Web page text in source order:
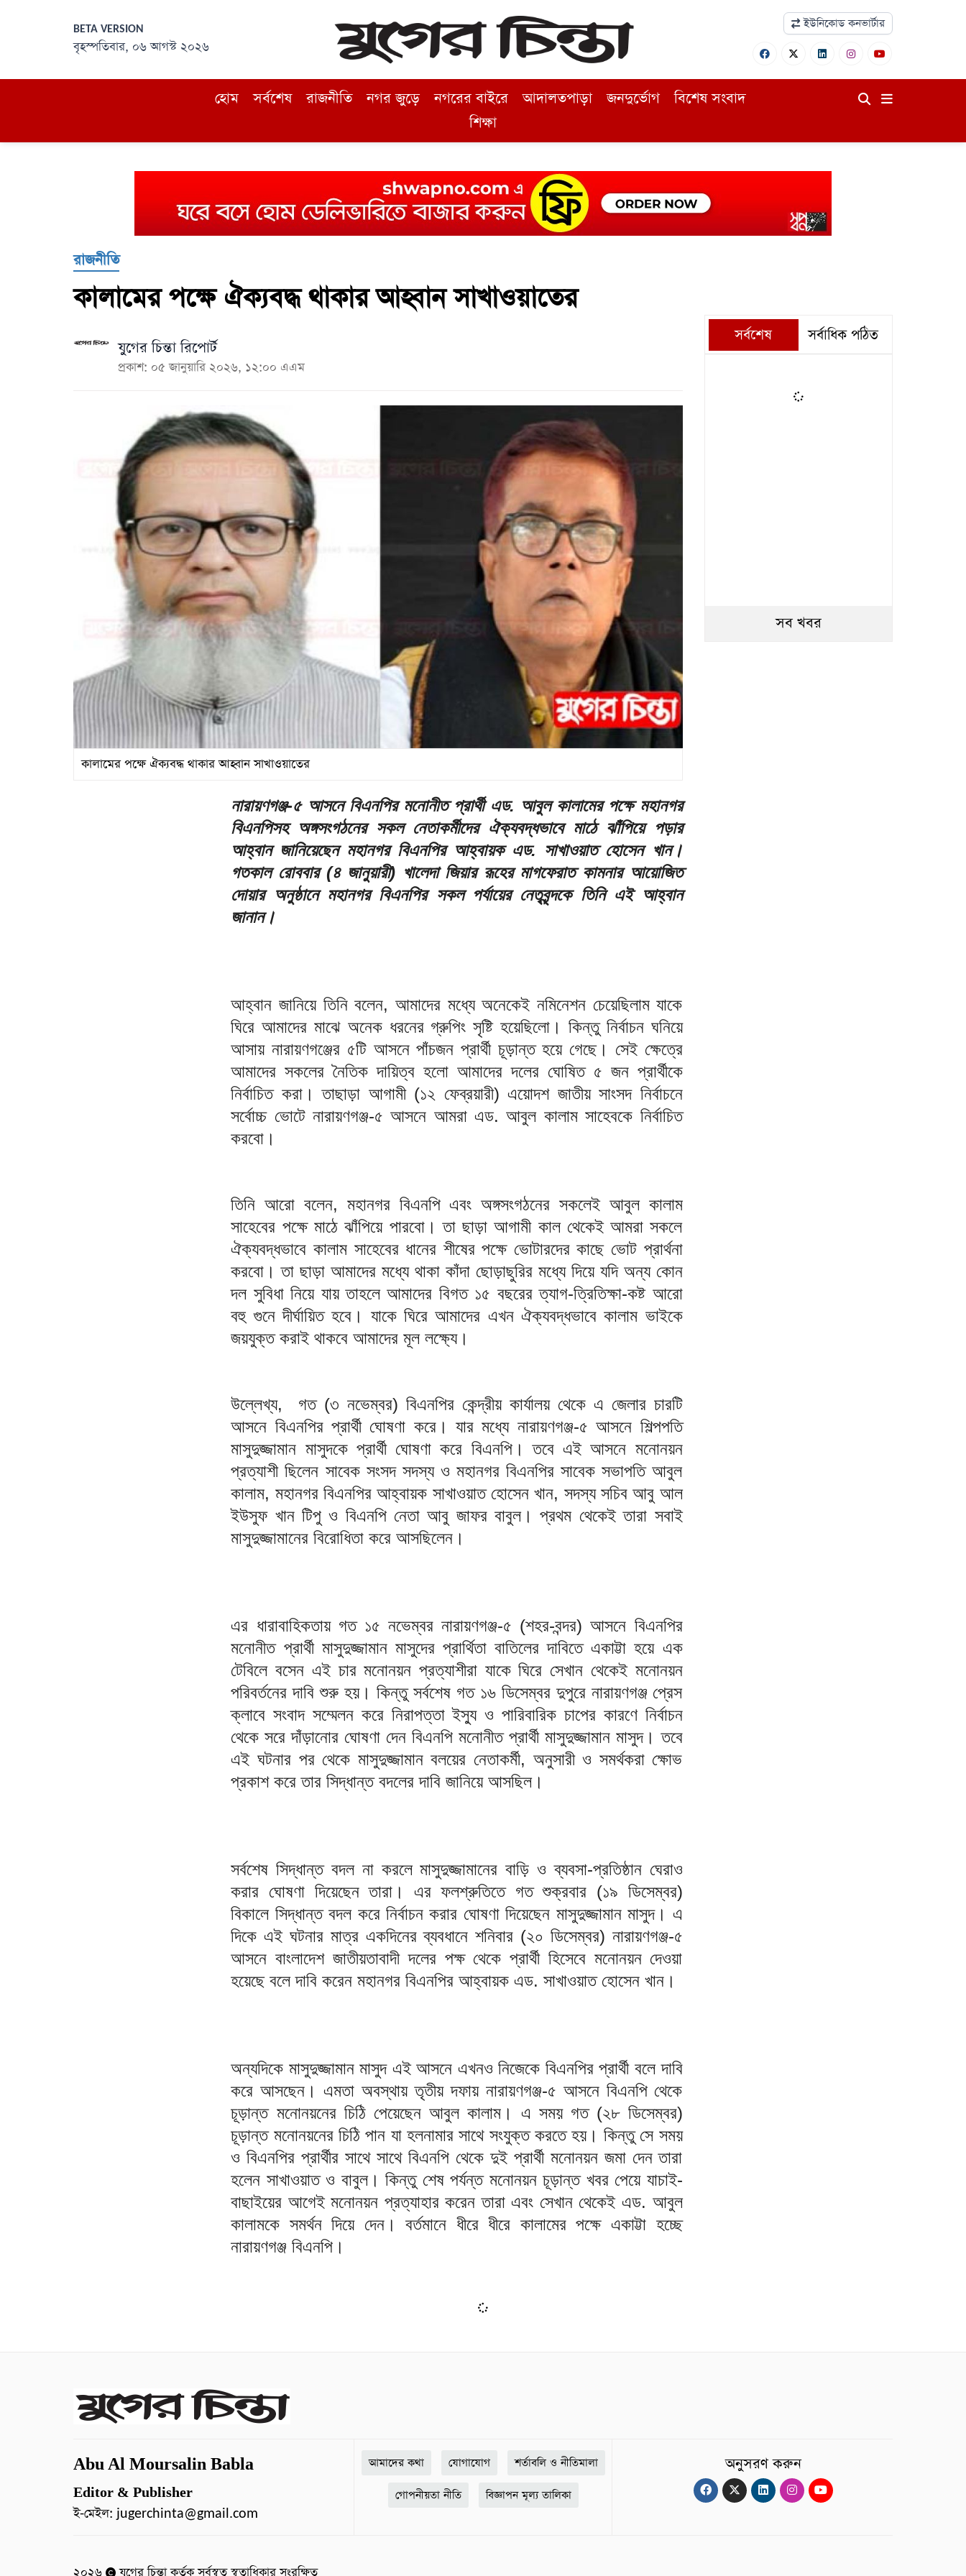
BETA VERSION
বৃহস্পতিবার, ০৬ আগস্ট ২০২৬
ইউনিকোড কনভার্টার
হোম সর্বশেষ রাজনীতি নগর জুড়ে নগরের বাইরে আদালতপাড়া জনদুর্ভোগ
বিশেষ সংবাদ
শিক্ষা
রাজনীতি
কালামের পক্ষে ঐক্যবদ্ধ থাকার আহ্বান সাখাওয়াতের
যুগের চিন্তা রিপোর্ট
প্রকাশ: ০৫ জানুয়ারি ২০২৬, ১২:০০ এএম
কালামের পক্ষে ঐক্যবদ্ধ থাকার আহ্বান সাখাওয়াতের
নারায়ণগঞ্জ-৫ আসনে বিএনপির মনোনীত প্রার্থী এড. আবুল কালামের পক্ষে মহানগর
বিএনপিসহ অঙ্গসংগঠনের সকল নেতাকর্মীদের ঐক্যবদ্ধভাবে মাঠে ঝাঁপিয়ে পড়ার
আহ্বান জানিয়েছেন মহানগর বিএনপির আহ্বায়ক এড. সাখাওয়াত হোসেন খান।
গতকাল রোববার (৪ জানুয়ারী) খালেদা জিয়ার রূহের মাগফেরাত কামনার আয়োজিত
দোয়ার অনুষ্ঠানে মহানগর বিএনপির সকল পর্যায়ের নেতৃবৃন্দকে তিনি এই আহ্বান
জানান।
আহ্বান জানিয়ে তিনি বলেন, আমাদের মধ্যে অনেকেই নমিনেশন চেয়েছিলাম যাকে
ঘিরে আমাদের মাঝে অনেক ধরনের গ্রুপিং সৃষ্টি হয়েছিলো। কিন্তু নির্বাচন ঘনিয়ে
আসায় নারায়ণগঞ্জের ৫টি আসনে পাঁচজন প্রার্থী চূড়ান্ত হয়ে গেছে। সেই ক্ষেত্রে
আমাদের সকলের নৈতিক দায়িত্ব হলো আমাদের দলের ঘোষিত ৫ জন প্রার্থীকে
নির্বাচিত করা। তাছাড়া আগামী (১২ ফেব্রয়ারী) এয়োদশ জাতীয় সাংসদ নির্বাচনে
সর্বোচ্চ ভোটে নারায়ণগঞ্জ-৫ আসনে আমরা এড. আবুল কালাম সাহেবকে নির্বাচিত
করবো।
তিনি আরো বলেন, মহানগর বিএনপি এবং অঙ্গসংগঠনের সকলেই আবুল কালাম
সাহেবের পক্ষে মাঠে ঝাঁপিয়ে পারবো। তা ছাড়া আগামী কাল থেকেই আমরা সকলে
ঐক্যবদ্ধভাবে কালাম সাহেবের ধানের শীষের পক্ষে ভোটারদের কাছে ভোট প্রার্থনা
করবো। তা ছাড়া আমাদের মধ্যে থাকা কাঁদা ছোড়াছুরির মধ্যে দিয়ে যদি অন্য কোন
দল সুবিধা নিয়ে যায় তাহলে আমাদের বিগত ১৫ বছরের ত্যাগ-ত্রিতিক্ষা-কষ্ট আরো
বহু গুনে দীর্ঘায়িত হবে। যাকে ঘিরে আমাদের এখন ঐক্যবদ্ধভাবে কালাম ভাইকে
জয়যুক্ত করাই থাকবে আমাদের মূল লক্ষ্যে।
উল্লেখ্য, গত (৩ নভেম্বর) বিএনপির কেন্দ্রীয় কার্যালয় থেকে এ জেলার চারটি
আসনে বিএনপির প্রার্থী ঘোষণা করে। যার মধ্যে নারায়ণগঞ্জ-৫ আসনে শিল্পপতি
মাসুদুজ্জামান মাসুদকে প্রার্থী ঘোষণা করে বিএনপি। তবে এই আসনে মনোনয়ন
প্রত্যাশী ছিলেন সাবেক সংসদ সদস্য ও মহানগর বিএনপির সাবেক সভাপতি আবুল
কালাম, মহানগর বিএনপির আহ্বায়ক সাখাওয়াত হোসেন খান, সদস্য সচিব আবু আল
ইউসুফ খান টিপু ও বিএনপি নেতা আবু জাফর বাবুল। প্রথম থেকেই তারা সবাই
মাসুদুজ্জামানের বিরোধিতা করে আসছিলেন।
এর ধারাবাহিকতায় গত ১৫ নভেম্বর নারায়ণগঞ্জ-৫ (শহর-বন্দর) আসনে বিএনপির
মনোনীত প্রার্থী মাসুদুজ্জামান মাসুদের প্রার্থিতা বাতিলের দাবিতে একাট্টা হয়ে এক
টেবিলে বসেন এই চার মনোনয়ন প্রত্যাশীরা যাকে ঘিরে সেখান থেকেই মনোনয়ন
পরিবর্তনের দাবি শুরু হয়। কিন্তু সর্বশেষ গত ১৬ ডিসেম্বর দুপুরে নারায়ণগঞ্জ প্রেস
ক্লাবে সংবাদ সম্মেলন করে নিরাপত্তা ইস্যু ও পারিবারিক চাপের কারণে নির্বাচন
থেকে সরে দাঁড়ানোর ঘোষণা দেন বিএনপি মনোনীত প্রার্থী মাসুদুজ্জামান মাসুদ। তবে
এই ঘটনার পর থেকে মাসুদুজ্জামান বলয়ের নেতাকর্মী, অনুসারী ও সমর্থকরা ক্ষোভ
প্রকাশ করে তার সিদ্ধান্ত বদলের দাবি জানিয়ে আসছিল।
সর্বশেষ সিদ্ধান্ত বদল না করলে মাসুদুজ্জামানের বাড়ি ও ব্যবসা-প্রতিষ্ঠান ঘেরাও
করার ঘোষণা দিয়েছেন তারা। এর ফলশ্রুতিতে গত শুক্রবার (১৯ ডিসেম্বর)
বিকালে সিদ্ধান্ত বদল করে নির্বাচন করার ঘোষণা দিয়েছেন মাসুদুজ্জামান মাসুদ। এ
দিকে এই ঘটনার মাত্র একদিনের ব্যবধানে শনিবার (২০ ডিসেম্বর) নারায়ণগঞ্জ-৫
আসনে বাংলাদেশ জাতীয়তাবাদী দলের পক্ষ থেকে প্রার্থী হিসেবে মনোনয়ন দেওয়া
হয়েছে বলে দাবি করেন মহানগর বিএনপির আহ্বায়ক এড. সাখাওয়াত হোসেন খান।
অন্যদিকে মাসুদুজ্জামান মাসুদ এই আসনে এখনও নিজেকে বিএনপির প্রার্থী বলে দাবি
করে আসছেন। এমতা অবস্থায় তৃতীয় দফায় নারায়ণগঞ্জ-৫ আসনে বিএনপি থেকে
চূড়ান্ত মনোনয়নের চিঠি পেয়েছেন আবুল কালাম। এ সময় গত (২৮ ডিসেম্বর)
চূড়ান্ত মনোনয়নের চিঠি পান যা হলনামার সাথে সংযুক্ত করতে হয়। কিন্তু সে সময়
ও বিএনপির প্রার্থীর সাথে সাথে বিএনপি থেকে দুই প্রার্থী মনোনয়ন জমা দেন তারা
হলেন সাখাওয়াত ও বাবুল। কিন্তু শেষ পর্যন্ত মনোনয়ন চূড়ান্ত খবর পেয়ে যাচাই-
বাছাইয়ের আগেই মনোনয়ন প্রত্যাহার করেন তারা এবং সেখান থেকেই এড. আবুল
কালামকে সমর্থন দিয়ে দেন। বর্তমানে ধীরে ধীরে কালামের পক্ষে একাট্টা হচ্ছে
নারায়ণগঞ্জ বিএনপি।
সর্বশেষ সর্বাধিক পঠিত
সব খবর
Abu Al Moursalin Babla
Editor & Publisher
ই-মেইল: jugerchinta@gmail.com
আমাদের কথা যোগাযোগ শর্তাবলি ও নীতিমালা
গোপনীয়তা নীতি বিজ্ঞাপন মূল্য তালিকা
অনুসরণ করুন